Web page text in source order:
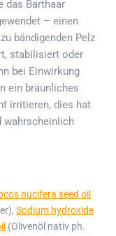
das Barthaar
– einen
bändigenden Pelz
stabilisiert oder
bei Einwirkung
ein bräunliches
irritieren, dies hat
wahrscheinlich
nucifera seed oil
Sodium hydroxide
(Olivenöl nativ ph.